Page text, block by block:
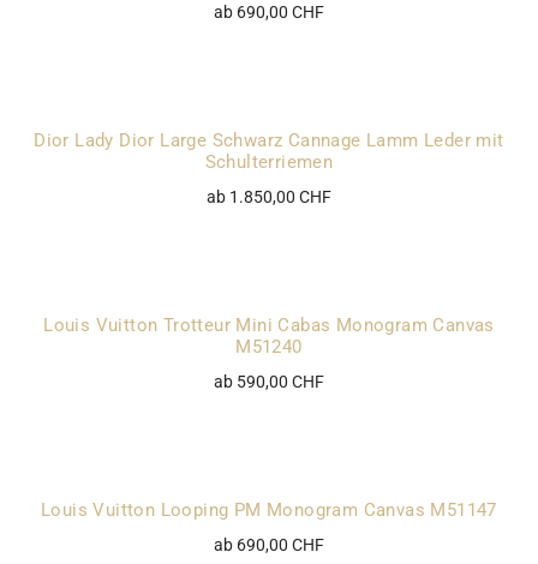
ab 690,00 CHF
Dior Lady Dior Large Schwarz Cannage Lamm Leder mit
Schulterriemen
ab 1.850,00 CHF
Louis Vuitton Trotteur Mini Cabas Monogram Canvas
M51240
ab 590,00 CHF
Louis Vuitton Looping PM Monogram Canvas M51147
ab 690,00 CHF